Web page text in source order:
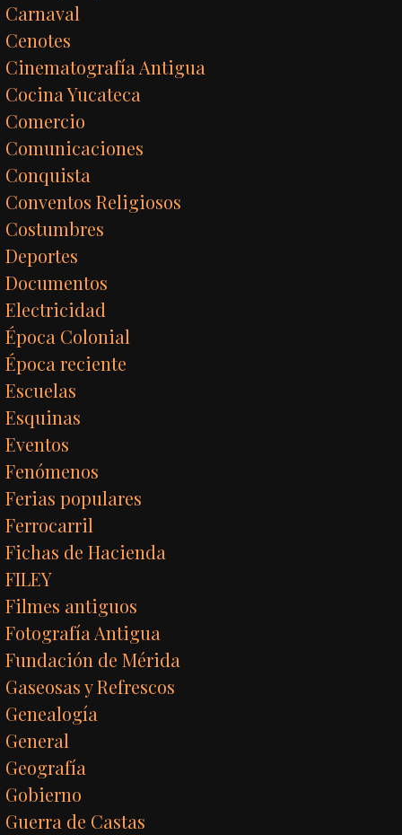
Carnaval
Cenotes
Cinematografía Antigua
Cocina Yucateca
Comercio
Comunicaciones
Conquista
Conventos Religiosos
Costumbres
Deportes
Documentos
Electricidad
Época Colonial
Época reciente
Escuelas
Esquinas
Eventos
Fenómenos
Ferias populares
Ferrocarril
Fichas de Hacienda
FILEY
Filmes antiguos
Fotografía Antigua
Fundación de Mérida
Gaseosas y Refrescos
Genealogía
General
Geografía
Gobierno
Guerra de Castas